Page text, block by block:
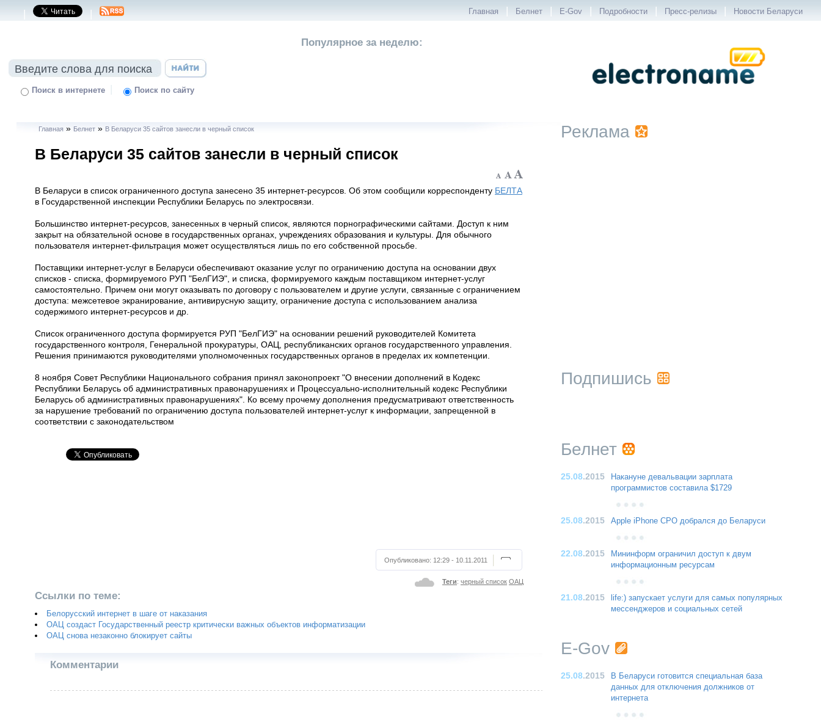
| | Главная | Белнет | E-Gov | Подробности | Пресс-релизы | Новости Беларуси
Поиск в интернете | Поиск по сайту
Популярное за неделю:
Главная » Белнет» В Беларуси 35 сайтов занесли в черный список
В Беларуси 35 сайтов занесли в черный список
В Беларуси в список ограниченного доступа занесено 35 интернет-ресурсов. Об этом сообщили корреспонденту БЕЛТА
в Государственной инспекции Республики Беларусь по электросвязи.
Большинство интернет-ресурсов, занесенных в черный список, являются порнографическими сайтами. Доступ к ним
закрыт на обязательной основе в государственных органах, учреждениях образования и культуры. Для обычного
пользователя интернет-фильтрация может осуществляться лишь по его собственной просьбе.
Поставщики интернет-услуг в Беларуси обеспечивают оказание услуг по ограничению доступа на основании двух
списков - списка, формируемого РУП "БелГИЭ", и списка, формируемого каждым поставщиком интернет-услуг
самостоятельно. Причем они могут оказывать по договору с пользователем и другие услуги, связанные с ограничением
доступа: межсетевое экранирование, антивирусную защиту, ограничение доступа с использованием анализа
содержимого интернет-ресурсов и др.
Список ограниченного доступа формируется РУП "БелГИЭ" на основании решений руководителей Комитета
государственного контроля, Генеральной прокуратуры, ОАЦ, республиканских органов государственного управления.
Решения принимаются руководителями уполномоченных государственных органов в пределах их компетенции.
8 ноября Совет Республики Национального собрания принял законопроект "О внесении дополнений в Кодекс
Республики Беларусь об административных правонарушениях и Процессуально-исполнительный кодекс Республики
Беларусь об административных правонарушениях". Ко всему прочему дополнения предусматривают ответственность
за нарушение требований по ограничению доступа пользователей интернет-услуг к информации, запрещенной в
соответствии с законодательством
Опубликовано: 12:29 - 10.11.2011
Теги: черный список ОАЦ
Ссылки по теме:
Белорусский интернет в шаге от наказания
ОАЦ создаст Государственный реестр критически важных объектов информатизации
ОАЦ снова незаконно блокирует сайты
Комментарии
Реклама
Подпишись
Белнет
25.08.2015
Накануне девальвации зарплата
программистов составила $1729
25.08.2015 Apple iPhone CPO добрался до Беларуси
22.08.2015
Мининформ ограничил доступ к двум
информационным ресурсам
21.08.2015
life:) запускает услуги для самых популярных
мессенджеров и социальных сетей
E-Gov
25.08.2015
В Беларуси готовится специальная база
данных для отключения должников от
интернета